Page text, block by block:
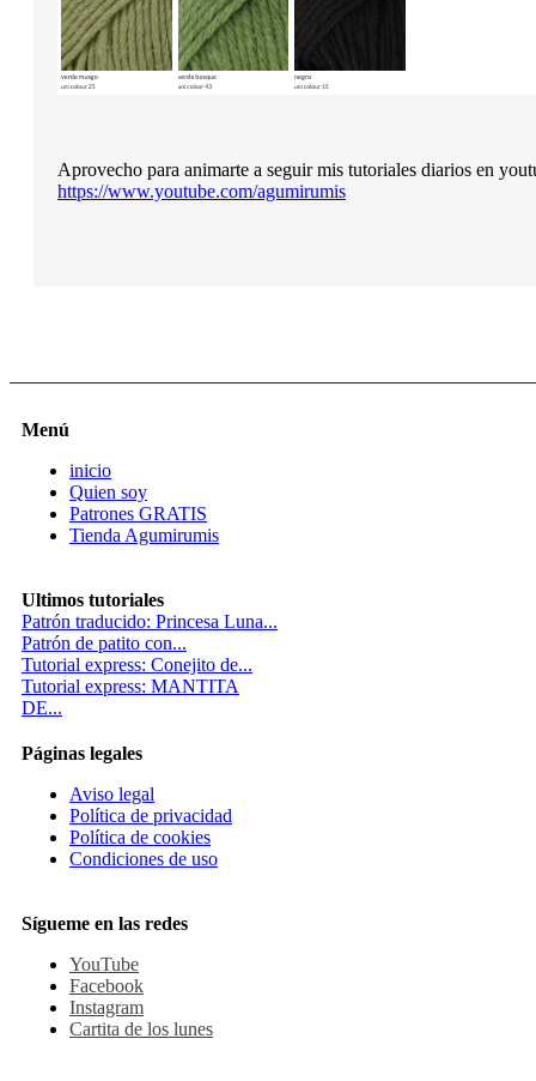
Aprovecho para animarte a seguir mis tutoriales diarios en
https://www.youtube.com/agumirumis
Menú
inicio
Quien soy
Patrones GRATIS
Tienda Agumirumis
Ultimos tutoriales
Patrón traducido: Princesa Luna...
Patrón de patito con...
Tutorial express: Conejito de...
Tutorial express: MANTITA
DE...
Páginas legales
Aviso legal
Política de privacidad
Política de cookies
Condiciones de uso
Sígueme en las redes
YouTube
Facebook
Instagram
Cartita de los lunes